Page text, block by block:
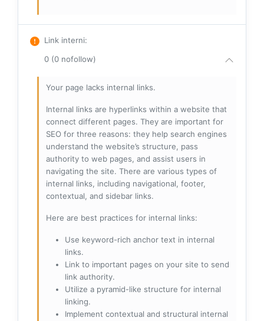
Link interni:
0 (0 nofollow)
Your page lacks internal links.
Internal links are hyperlinks within a website that
connect different pages. They are important for
SEO for three reasons: they help search engines
understand the website’s structure, pass
authority to web pages, and assist users in
navigating the site. There are various types of
internal links, including navigational, footer,
contextual, and sidebar links.
Here are best practices for internal links:
Use keyword-rich anchor text in internal
links.
Link to important pages on your site to send
link authority.
Utilize a pyramid-like structure for internal
linking.
Implement contextual and structural internal